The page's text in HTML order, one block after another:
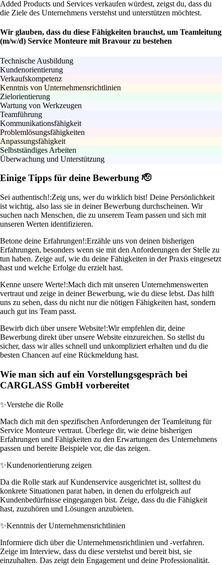
Added Products und Services verkaufen würdest, zeigst du, dass du
die Ziele des Unternehmens verstehst und unterstützen möchtest.
Wir glauben, dass du diese Fähigkeiten brauchst, um Teamleitung
(m/w/d) Service Monteure mit Bravour zu bestehen
Technische Ausbildung
Kundenorientierung
Verkaufskompetenz
Kenntnis von Unternehmensrichtlinien
Zielorientierung
Wartung von Werkzeugen
Teamführung
Kommunikationsfähigkeit
Problemlösungsfähigkeiten
Anpassungsfähigkeit
Selbstständiges Arbeiten
Überwachung und Unterstützung
Einige Tipps für deine Bewerbung 🫡
Sei authentisch!:Zeig uns, wer du wirklich bist! Deine Persönlichkeit
ist wichtig, also lass sie in deiner Bewerbung durchscheinen. Wir
suchen nach Menschen, die zu unserem Team passen und sich mit
unseren Werten identifizieren.
Betone deine Erfahrungen!:Erzähle uns von deinen bisherigen
Erfahrungen, besonders wenn sie mit den Anforderungen der Stelle zu
tun haben. Zeige auf, wie du deine Fähigkeiten in der Praxis eingesetzt
hast und welche Erfolge du erzielt hast.
Kenne unsere Werte!:Mach dich mit unseren Unternehmenswerten
vertraut und zeige in deiner Bewerbung, wie du diese lebst. Das hilft
uns zu sehen, dass du nicht nur die nötigen Fähigkeiten hast, sondern
auch gut ins Team passt.
Bewirb dich über unsere Website!:Wir empfehlen dir, deine
Bewerbung direkt über unsere Website einzureichen. So stellst du
sicher, dass wir alles schnell und unkompliziert erhalten und du die
besten Chancen auf eine Rückmeldung hast.
Wie man sich auf ein Vorstellungsgespräch bei
CARGLASS GmbH vorbereitet
✨Verstehe die Rolle
Mach dich mit den spezifischen Anforderungen der Teamleitung für
Service Monteure vertraut. Überlege dir, wie deine bisherigen
Erfahrungen und Fähigkeiten zu den Erwartungen des Unternehmens
passen und bereite Beispiele vor, die das zeigen.
✨Kundenorientierung zeigen
Da die Rolle stark auf Kundenservice ausgerichtet ist, solltest du
konkrete Situationen parat haben, in denen du erfolgreich auf
Kundenbedürfnisse eingegangen bist. Zeige, dass du die Fähigkeit
hast, zuzuhören und Lösungen anzubieten.
✨Kenntnis der Unternehmensrichtlinien
Informiere dich über die Unternehmensrichtlinien und -verfahren.
Zeige im Interview, dass du diese verstehst und bereit bist, sie
einzuhalten. Das zeigt dein Engagement und deine Professionalität.